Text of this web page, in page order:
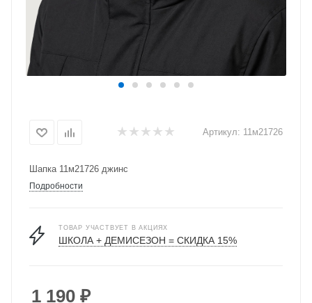
Артикул: 11м21726
Шапка 11м21726 джинс
Подробности
ТОВАР УЧАСТВУЕТ В АКЦИЯХ
ШКОЛА + ДЕМИСЕЗОН = СКИДКА 15%
1 190 ₽